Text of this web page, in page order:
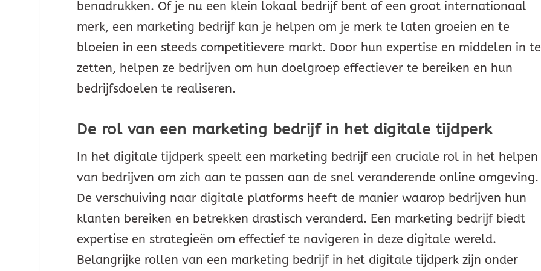
benadrukken. Of je nu een klein lokaal bedrijf bent of een groot internationaal
merk, een marketing bedrijf kan je helpen om je merk te laten groeien en te
bloeien in een steeds competitievere markt. Door hun expertise en middelen in te
zetten, helpen ze bedrijven om hun doelgroep effectiever te bereiken en hun
bedrijfsdoelen te realiseren.
De rol van een marketing bedrijf in het digitale tijdperk
In het digitale tijdperk speelt een marketing bedrijf een cruciale rol in het helpen
van bedrijven om zich aan te passen aan de snel veranderende online omgeving.
De verschuiving naar digitale platforms heeft de manier waarop bedrijven hun
klanten bereiken en betrekken drastisch veranderd. Een marketing bedrijf biedt
expertise en strategieën om effectief te navigeren in deze digitale wereld.
Belangrijke rollen van een marketing bedrijf in het digitale tijdperk zijn onder